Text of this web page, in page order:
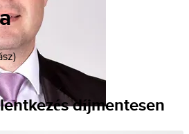
díjmentesen